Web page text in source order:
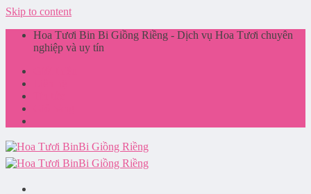
Skip to content
Hoa Tươi Bin Bi Giồng Riềng - Dịch vụ Hoa Tươi chuyên
nghiệp và uy tín